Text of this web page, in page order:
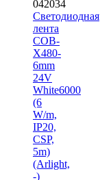
042034
Светодиодная
лента
COB-
X480-
6mm
24V
White6000
(6
W/m,
IP20,
CSP,
5m)
(Arlight,
-)